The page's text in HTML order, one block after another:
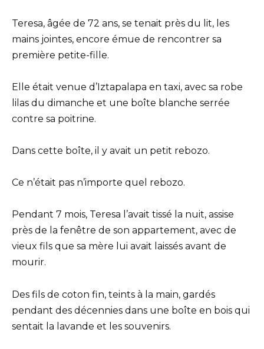
Teresa, âgée de 72 ans, se tenait près du lit, les
mains jointes, encore émue de rencontrer sa
première petite-fille.
Elle était venue d’Iztapalapa en taxi, avec sa robe
lilas du dimanche et une boîte blanche serrée
contre sa poitrine.
Dans cette boîte, il y avait un petit rebozo.
Ce n’était pas n’importe quel rebozo.
Pendant 7 mois, Teresa l’avait tissé la nuit, assise
près de la fenêtre de son appartement, avec de
vieux fils que sa mère lui avait laissés avant de
mourir.
Des fils de coton fin, teints à la main, gardés
pendant des décennies dans une boîte en bois qui
sentait la lavande et les souvenirs.